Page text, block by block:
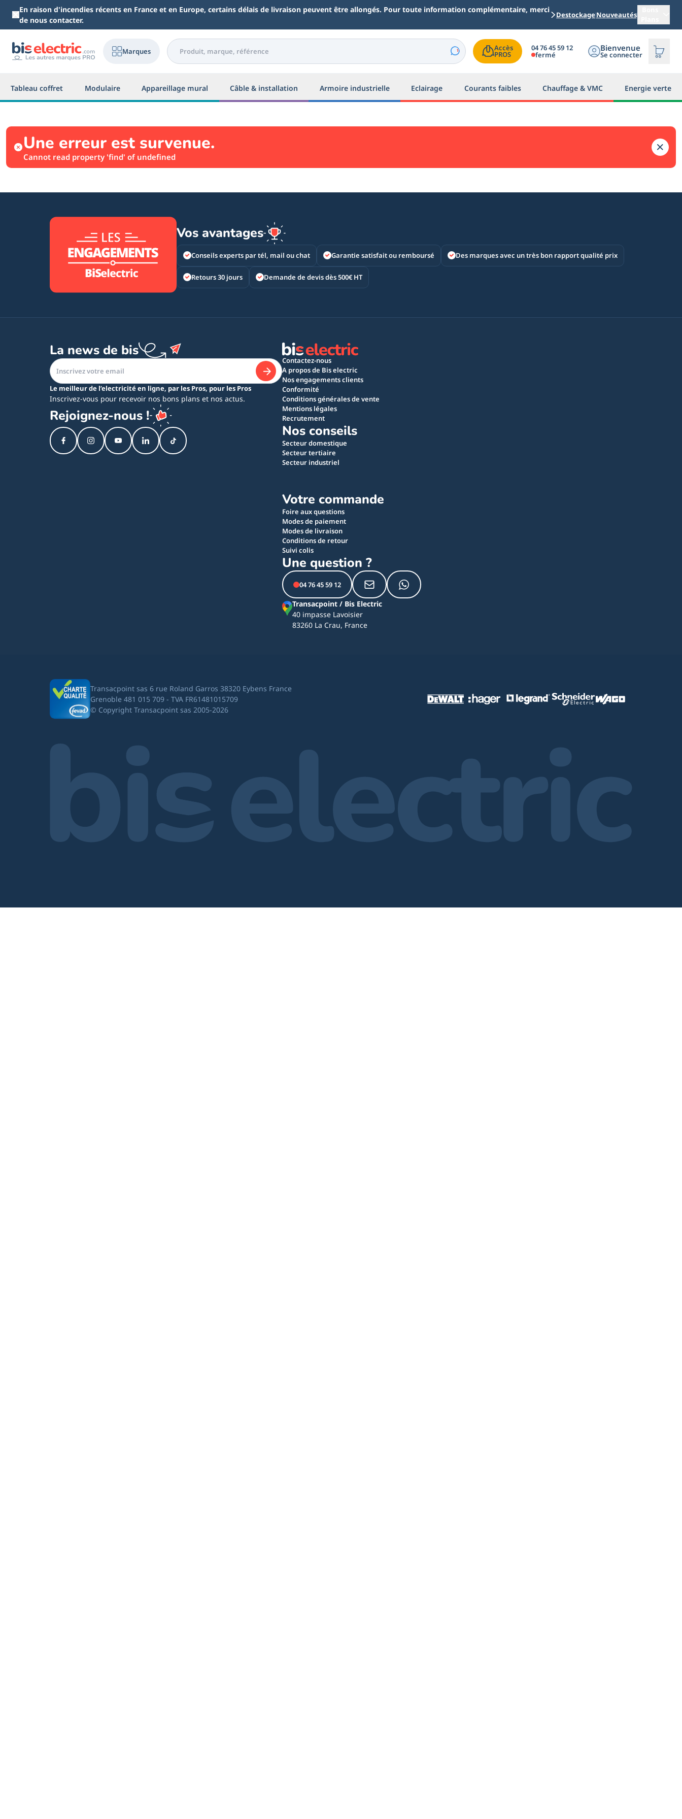
Aller au contenu principal
En raison d'incendies récents en France et en Europe, certains délais de livraison peuvent être allongés. Pour toute information complémentaire, merci
de nous contacter.
DestockageNouveautés
Marques Accès
PROS
04 76 45 59 12
fermé
Bienvenue
Se connecter
Tableau coffret Modulaire Appareillage mural Câble & installation Armoire industrielle Eclairage Courants faibles Chauffage & VMC Energie verte
Une erreur est survenue.
Cannot read property 'find' of undefined
Vos avantages
Conseils experts par tél, mail ou chat Garantie satisfait ou remboursé Des marques avec un très bon rapport qualité prix
Retours 30 jours Demande de devis dès 500€ HT
La news de bis
Le meilleur de l’electricité en ligne, par les Pros, pour les Pros
Inscrivez-vous pour recevoir nos bons plans et nos actus.
Rejoignez-nous !
Contactez-nous
A propos de Bis electric
Nos engagements clients
Conformité
Conditions générales de vente
Mentions légales
Recrutement
Nos conseils
Secteur domestique
Secteur tertiaire
Secteur industriel
Votre commande
Foire aux questions
Modes de paiement
Modes de livraison
Conditions de retour
Suivi colis
Une question ?
04 76 45 59 12
Transacpoint / Bis Electric
40 impasse Lavoisier
83260 La Crau, France
Transacpoint sas 6 rue Roland Garros 38320 Eybens France
Grenoble 481 015 709 - TVA FR61481015709
© Copyright Transacpoint sas 2005-2026